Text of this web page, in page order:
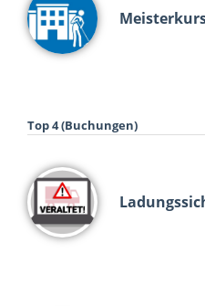
Top 4 (Buchungen)